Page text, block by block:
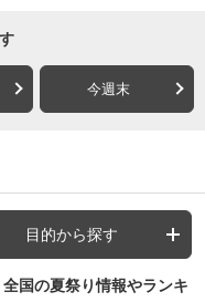
今週末
目的から探す
国の夏祭り情報やランキ